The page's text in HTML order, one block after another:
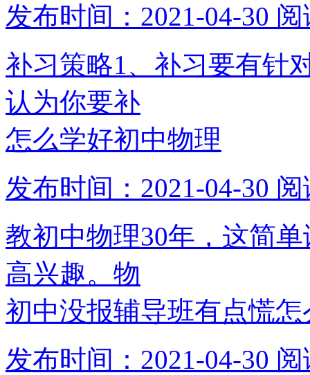
发布时间：2021-04-30 阅
补习策略1、补习要有针
认为你要补
怎么学好初中物理
发布时间：2021-04-30 阅
教初中物理30年，这简
高兴趣。物
初中没报辅导班有点慌怎
发布时间：2021-04-30 阅